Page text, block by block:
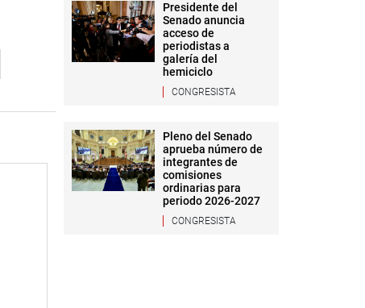
Presidente del
Senado anuncia
acceso de
periodistas a
galería del
hemiciclo
CONGRESISTA
Pleno del Senado
aprueba número de
integrantes de
comisiones
ordinarias para
periodo 2026-2027
CONGRESISTA